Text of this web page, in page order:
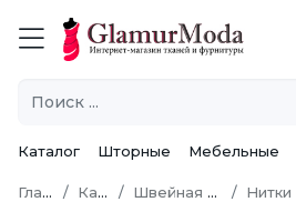
Каталог Шторные Мебельные
Главная Каталог Швейная фурнитура Нитки швейные